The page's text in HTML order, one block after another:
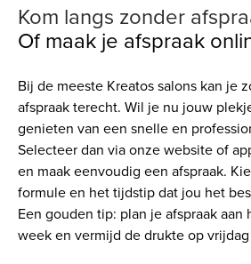
Kom langs zonder
Of maak je afspraak
Bij de meeste Kreatos salons kan je
afspraak terecht. Wil je nu jouw
genieten van een snelle en
Selecteer dan via onze website of
en maak eenvoudig een afspraak.
formule en het tijdstip dat jou het
Een gouden tip: plan je afspraak aan
week en vermijd de drukte op